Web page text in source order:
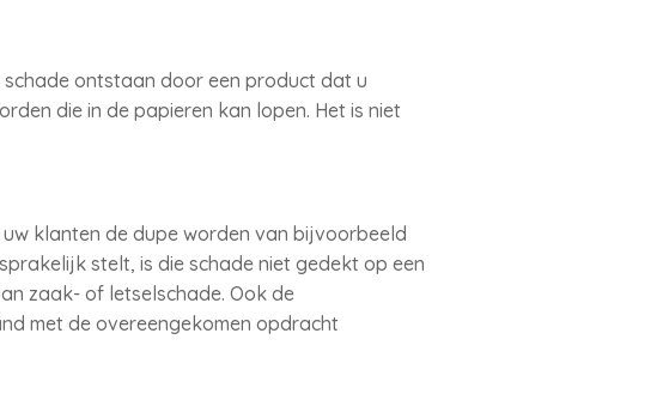
ontstaan door een product dat u
die in de papieren kan lopen. Het is niet
klanten de dupe worden van bijvoorbeeld
stelt, is die schade niet gedekt op een
zaak- of letselschade. Ook de
met de overeengekomen opdracht